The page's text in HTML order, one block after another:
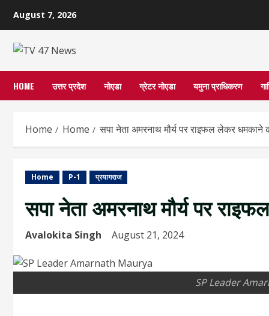
content
August 7, 2026
HOME उत्तर प्रदेश नोएडा ग्रेटर नोएडा यमुना प्राधिकरण
Home Home सपा नेता अमरनाथ मौर्य पर राइफल लेकर धमकाने
Home P-1 प्रयागराज
सपा नेता अमरनाथ मौर्य पर
Avalokita Singh August 21, 2024
SP Leader